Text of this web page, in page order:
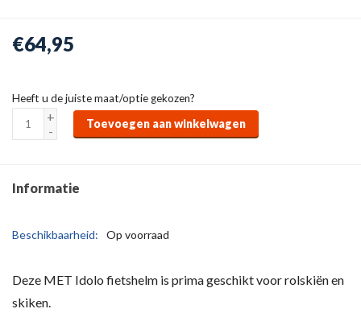
€64,95
Heeft u de juiste maat/optie gekozen?
+
-
Toevoegen aan winkelwagen
Informatie
Beschikbaarheid: Op voorraad
Deze MET Idolo fietshelm is prima geschikt voor rolskiën en
skiken.